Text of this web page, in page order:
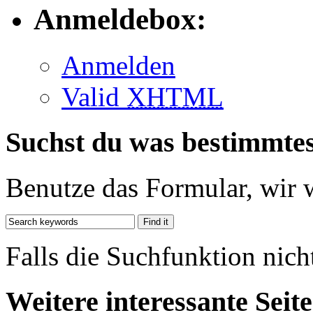
Anmeldebox:
Anmelden
Valid XHTML
Suchst du was
Benutze das Formular, wir
Falls die Suchfunktion
Weitere interessante